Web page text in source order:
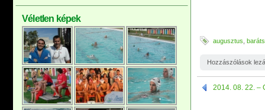
augusztus
Hozzászólások
2014. 08. 22. –
Véletlen képek